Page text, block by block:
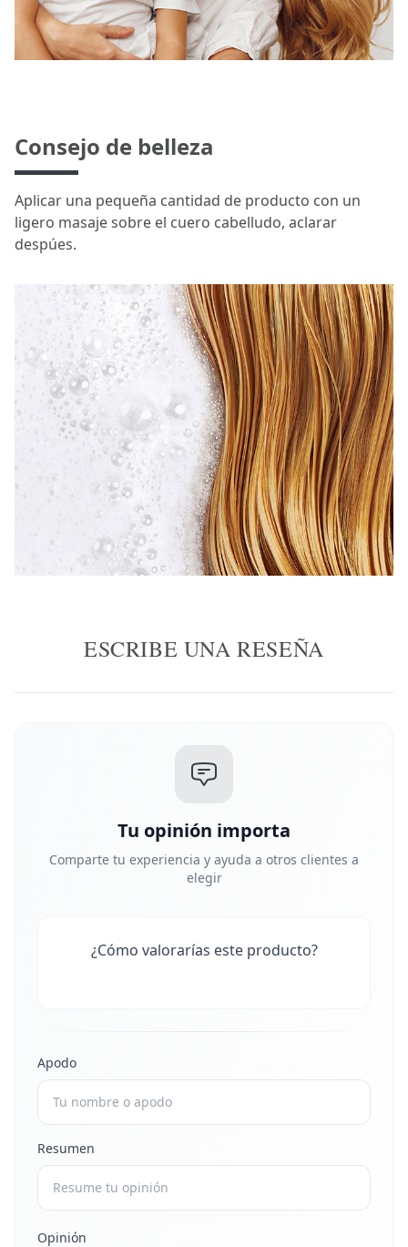
Consejo de belleza
Aplicar una pequeña cantidad de producto con un
ligero masaje sobre el cuero cabelludo, aclarar
despúes.
ESCRIBE UNA RESEÑA
Tu opinión importa
Comparte tu experiencia y ayuda a otros clientes a
elegir
¿Cómo valorarías este producto?
Apodo
Resumen
Opinión